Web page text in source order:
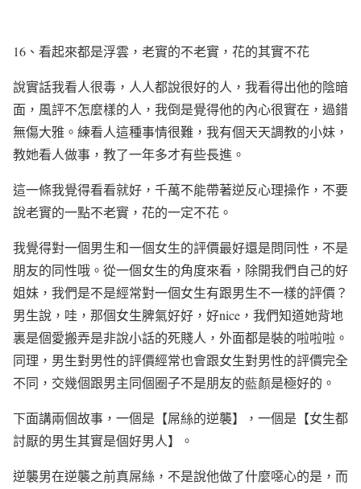
16 、看起來都是浮雲，老實的不老實，花的其實不花
說實話我看人很毒，人人都說很好的人，我看得出他的陰暗
面，風評不怎麼樣的人，我倒是覺得他的內心很實在，過錯
無傷大雅。練看人這種事情很難，我有個天天調教的小妹，
教她看人做事，教了一年多才有些長進。
這一條我覺得看看就好，千萬不能帶著逆反心理操作，不要
說老實的一點不老實，花的一定不花。
我覺得對一個男生和一個女生的評價最好還是問同性，不是
朋友的同性哦。從一個女生的角度來看，除開我們自己的好
姐妹，我們是不是經常對一個女生有跟男生不一樣的評價？
男生說，哇，那個女生脾氣好好，好nice ，我們知道她背地
裏是個愛搬弄是非說小話的死賤人，外面都是裝的啦啦啦。
同理，男生對男性的評價經常也會跟女生對男性的評價完全
不同，交幾個跟男主同個圈子不是朋友的藍顏是極好的。
下面講兩個故事，一個是【屌絲的逆襲】，一個是【女生都
討厭的男生其實是個好男人】。
逆襲男在逆襲之前真屌絲，不是說他做了什麼噁心的是，而